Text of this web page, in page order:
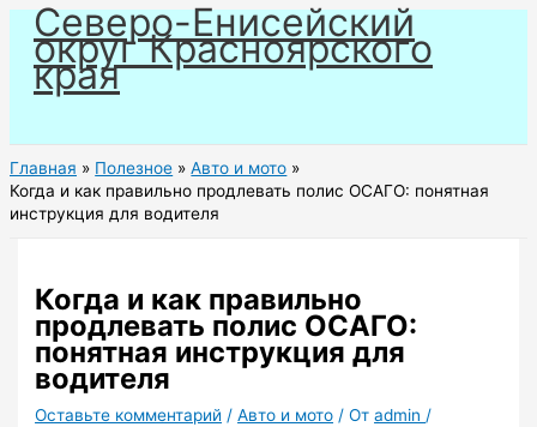
Перейти
содержимому
Северо-Енисейский
округ Красноярского
края
Главная Полезное
Авто и мото
Когда и как правильно продлевать полис ОСАГО: понятная
инструкция для водителя
Когда и как правильно
продлевать полис ОСАГО:
понятная инструкция для
водителя
Оставьте комментарий /Авто и мото / Отadmin /